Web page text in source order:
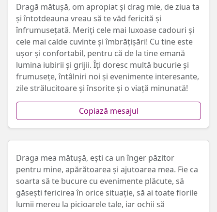
Dragă mătușă, om apropiat și drag mie, de ziua ta
și întotdeauna vreau să te văd fericită și
înfrumusețată. Meriți cele mai luxoase cadouri și
cele mai calde cuvinte și îmbrățișări! Cu tine este
ușor și confortabil, pentru că de la tine emană
lumina iubirii și grijii. Îți doresc multă bucurie și
frumusețe, întâlniri noi și evenimente interesante,
zile strălucitoare și însorite și o viață minunată!
Copiază mesajul
Draga mea mătușă, ești ca un înger păzitor
pentru mine, apărătoarea și ajutoarea mea. Fie ca
soarta să te bucure cu evenimente plăcute, să
găsești fericirea în orice situație, să ai toate florile
lumii mereu la picioarele tale, iar ochii să